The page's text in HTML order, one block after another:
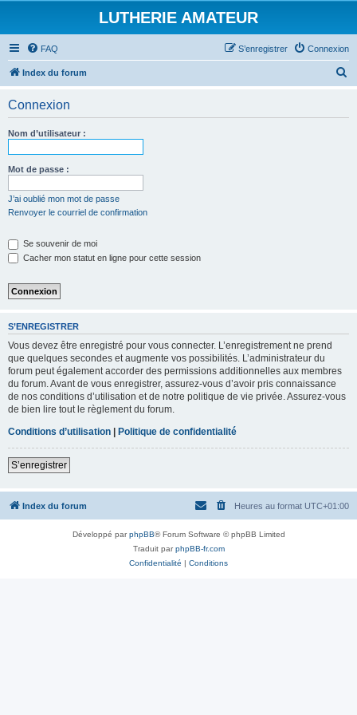
LUTHERIE AMATEUR
FAQ Connexion
S’enregistrer
Index du forum
Connexion
Nom d’utilisateur :
Mot de passe :
J’ai oublié mon mot de passe
Renvoyer le courriel de confirmation
Se souvenir de moi
Cacher mon statut en ligne pour cette session
S’ENREGISTRER
Vous devez être enregistré pour vous connecter. L’enregistrement ne prend
que quelques secondes et augmente vos possibilités. L’administrateur du
forum peut également accorder des permissions additionnelles aux membres
du forum. Avant de vous enregistrer, assurez-vous d’avoir pris connaissance
de nos conditions d’utilisation et de notre politique de vie privée. Assurez-vous
de bien lire tout le règlement du forum.
Conditions d’utilisation | Politique de confidentialité
S’enregistrer
Index du forum Heures au format UTC+01:00
Développé parphpBB® Forum Software © phpBB Limited
Traduit parphpBB-fr.com
Confidentialité | Conditions